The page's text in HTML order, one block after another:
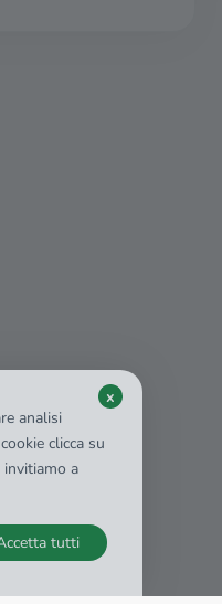
analisi
clicca su
invitiamo a
x
tutti